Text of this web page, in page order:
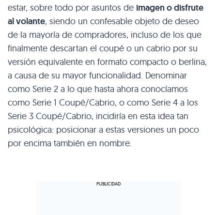
estar, sobre todo por asuntos de imagen o disfrute
al volante, siendo un confesable objeto de deseo
de la mayoría de compradores, incluso de los que
finalmente descartan el coupé o un cabrio por su
versión equivalente en formato compacto o berlina,
a causa de su mayor funcionalidad. Denominar
como Serie 2 a lo que hasta ahora conocíamos
como Serie 1 Coupé/Cabrio, o como Serie 4 a los
Serie 3 Coupé/Cabrio, incidiría en esta idea tan
psicológica: posicionar a estas versiones un poco
por encima también en nombre.